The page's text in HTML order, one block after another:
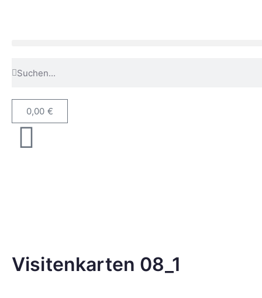
0,00 €
Visitenkarten 08_1